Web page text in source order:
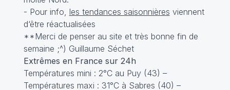
- Pour info, les tendances saisonnières viennent
d‘être réactualisées
**Merci de penser au site et très bonne fin de
semaine ;^) Guillaume Séchet
Extrêmes en France sur 24h
Températures mini : 2°C au Puy (43) –
Températures maxi : 31°C à Sabres (40) –